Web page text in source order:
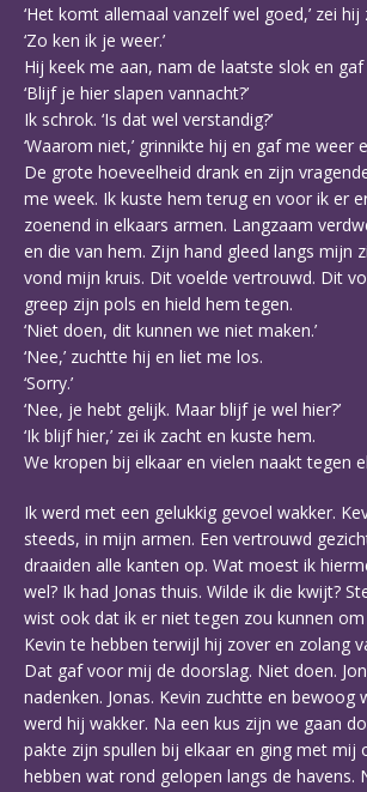
‘Het komt allemaal vanzelf wel goed,’ zei hij
‘Zo ken ik je weer.’
Hij keek me aan, nam de laatste slok en gaf
‘Blijf je hier slapen vannacht?’
Ik schrok. ‘Is dat wel verstandig?’
‘Waarom niet,’ grinnikte hij en gaf me weer
De grote hoeveelheid drank en zijn
me week. Ik kuste hem terug en voor ik er
zoenend in elkaars armen. Langzaam
en die van hem. Zijn hand gleed langs mijn
vond mijn kruis. Dit voelde vertrouwd. Dit
greep zijn pols en hield hem tegen.
‘Niet doen, dit kunnen we niet maken.’
‘Nee,’ zuchtte hij en liet me los.
‘Sorry.’
‘Nee, je hebt gelijk. Maar blijf je wel hier?’
‘Ik blijf hier,’ zei ik zacht en kuste hem.
We kropen bij elkaar en vielen naakt tegen
Ik werd met een gelukkig gevoel wakker.
steeds, in mijn armen. Een vertrouwd
draaiden alle kanten op. Wat moest ik
wel? Ik had Jonas thuis. Wilde ik die kwijt?
wist ook dat ik er niet tegen zou kunnen
Kevin te hebben terwijl hij zover en zolang
Dat gaf voor mij de doorslag. Niet doen.
nadenken. Jonas. Kevin zuchtte en bewoog
werd hij wakker. Na een kus zijn we gaan
pakte zijn spullen bij elkaar en ging met mij
hebben wat rond gelopen langs de havens.